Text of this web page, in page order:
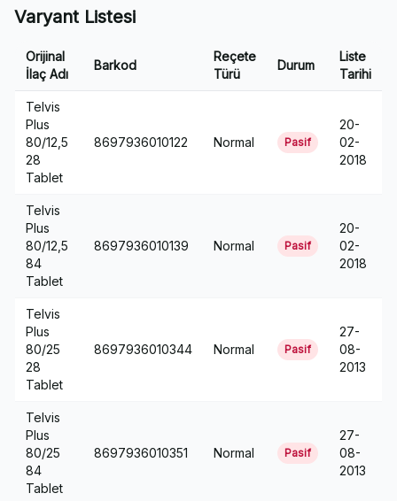
Varyant Listesi
Orijinal
İlaç Adı
Barkod
Reçete
Türü
Durum
Liste
Tarihi
Telvis
Plus
80/12,5
28
Tablet
8697936010122 Normal Pasif
20-
02-
2018
Telvis
Plus
80/12,5
84
Tablet
8697936010139 Normal Pasif
20-
02-
2018
Telvis
Plus
80/25
28
Tablet
8697936010344 Normal Pasif
27-
08-
2013
Telvis
Plus
80/25
84
Tablet
8697936010351 Normal Pasif
27-
08-
2013